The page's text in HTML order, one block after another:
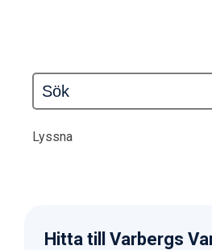
Lyssna
Hitta till Varbergs